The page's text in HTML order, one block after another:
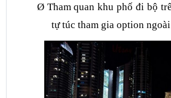
Ø Tham quan khu phố đi bộ
tự túc tham gia option